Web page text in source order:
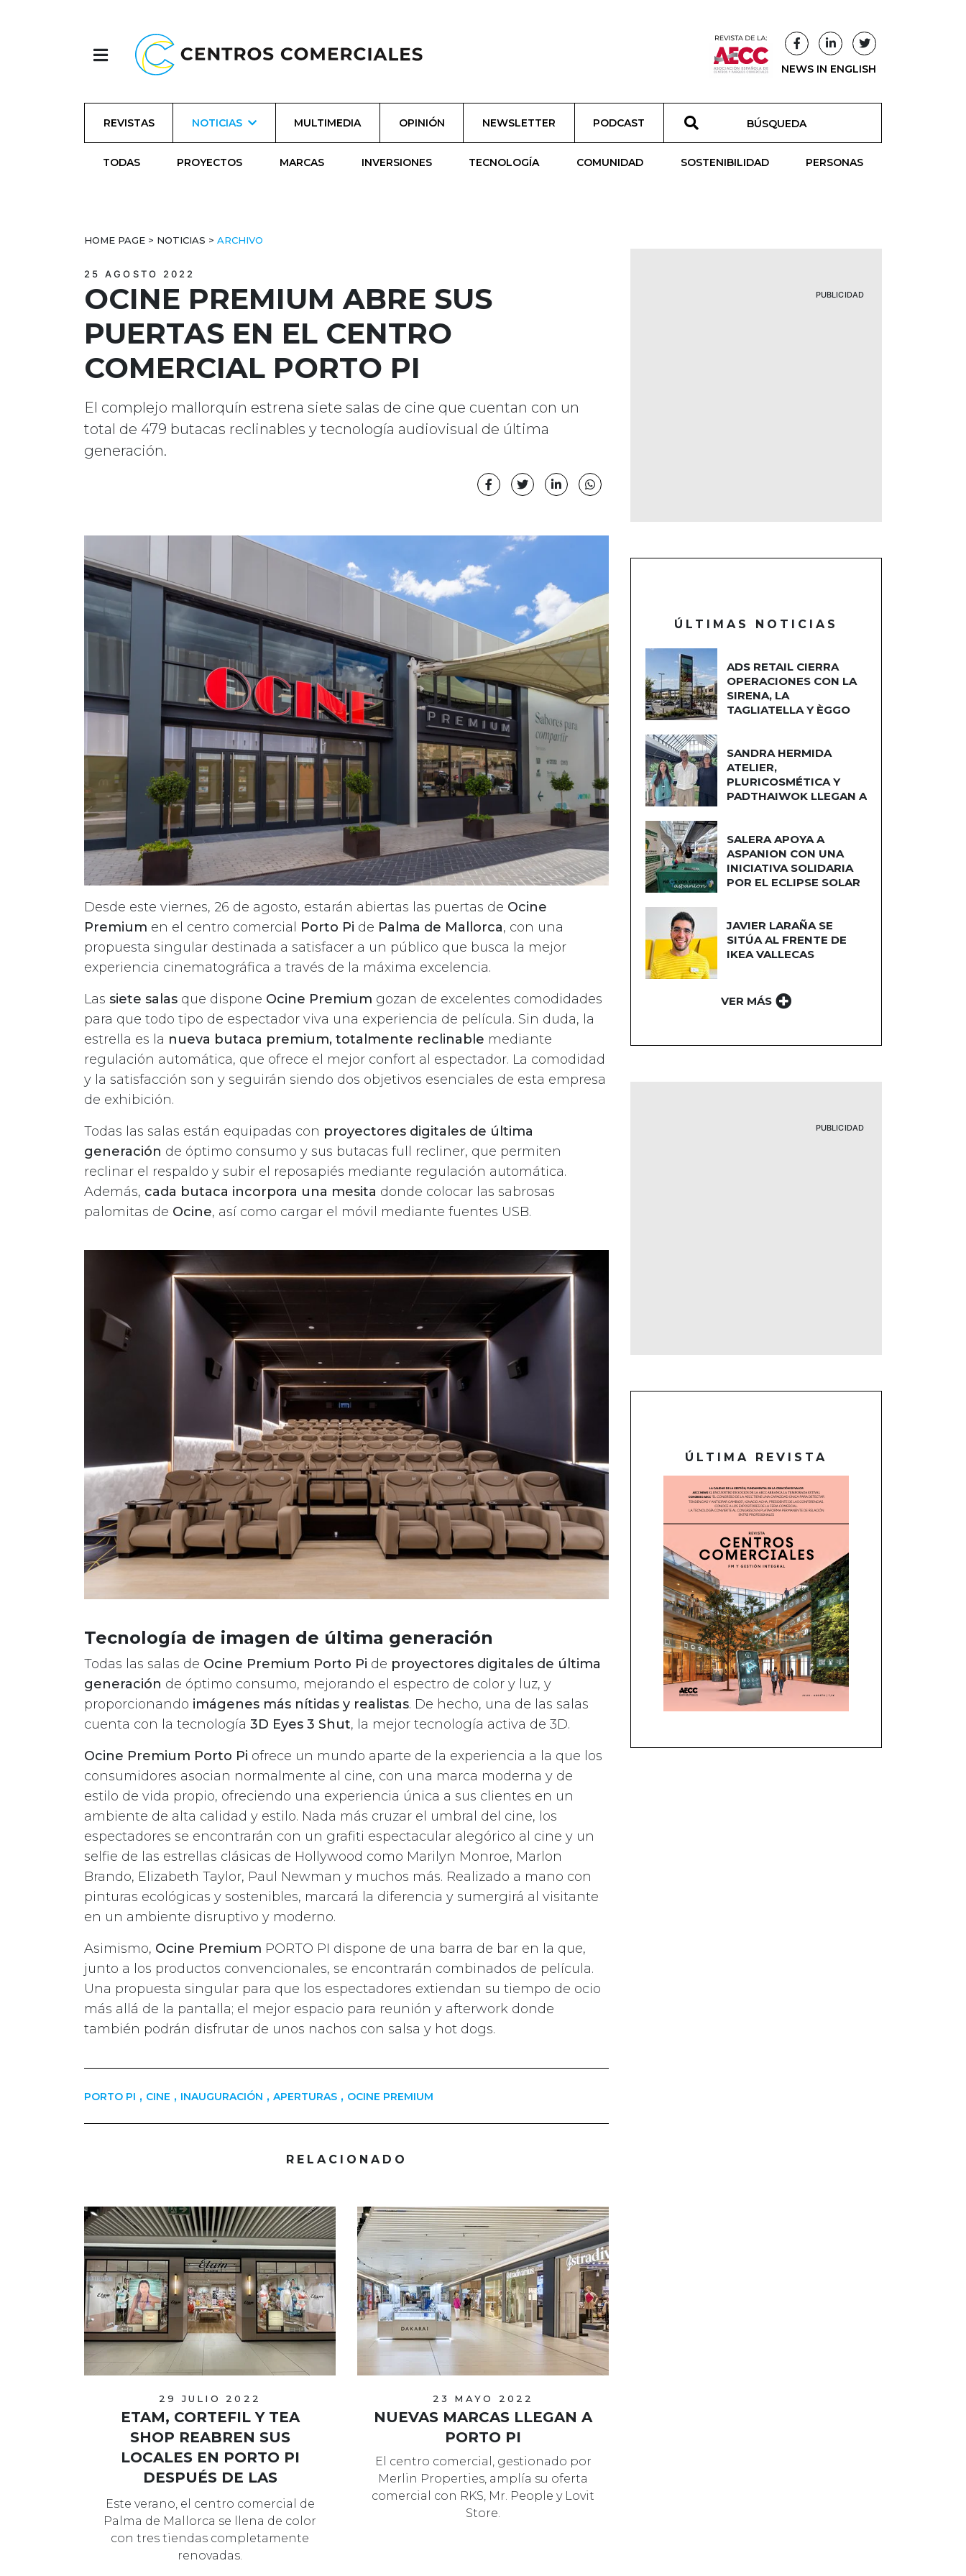
NEWS IN ENGLISH
REVISTAS NOTICIAS MULTIMEDIA OPINIÓN NEWSLETTER PODCAST
TODAS PROYECTOS MARCAS INVERSIONES TECNOLOGÍA COMUNIDAD SOSTENIBILIDAD PERSONAS
HOME PAGE > NOTICIAS > ARCHIVO
25 AGOSTO 2022
OCINE PREMIUM ABRE SUS
PUERTAS EN EL CENTRO
COMERCIAL PORTO PI
El complejo mallorquín estrena siete salas de cine que cuentan con un
total de 479 butacas reclinables y tecnología audiovisual de última
generación.
Desde este viernes, 26 de agosto, estarán abiertas las puertas de Ocine
Premium en el centro comercial Porto Pi de Palma de Mallorca, con una
propuesta singular destinada a satisfacer a un público que busca la mejor
experiencia cinematográfica a través de la máxima excelencia.
Las siete salas que dispone Ocine Premium gozan de excelentes comodidades
para que todo tipo de espectador viva una experiencia de película. Sin duda, la
estrella es la nueva butaca premium, totalmente reclinable mediante
regulación automática, que ofrece el mejor confort al espectador. La comodidad
y la satisfacción son y seguirán siendo dos objetivos esenciales de esta empresa
de exhibición.
Todas las salas están equipadas con proyectores digitales de última
generación de óptimo consumo y sus butacas full recliner, que permiten
reclinar el respaldo y subir el reposapiés mediante regulación automática.
Además, cada butaca incorpora una mesita donde colocar las sabrosas
palomitas de Ocine, así como cargar el móvil mediante fuentes USB.
Tecnología de imagen de última generación
Todas las salas de Ocine Premium Porto Pi de proyectores digitales de última
generación de óptimo consumo, mejorando el espectro de color y luz, y
proporcionando imágenes más nítidas y realistas. De hecho, una de las salas
cuenta con la tecnología 3D Eyes 3 Shut, la mejor tecnología activa de 3D.
Ocine Premium Porto Pi ofrece un mundo aparte de la experiencia a la que los
consumidores asocian normalmente al cine, con una marca moderna y de
estilo de vida propio, ofreciendo una experiencia única a sus clientes en un
ambiente de alta calidad y estilo. Nada más cruzar el umbral del cine, los
espectadores se encontrarán con un grafiti espectacular alegórico al cine y un
selfie de las estrellas clásicas de Hollywood como Marilyn Monroe, Marlon
Brando, Elizabeth Taylor, Paul Newman y muchos más. Realizado a mano con
pinturas ecológicas y sostenibles, marcará la diferencia y sumergirá al visitante
en un ambiente disruptivo y moderno.
Asimismo, Ocine Premium PORTO PI dispone de una barra de bar en la que,
junto a los productos convencionales, se encontrarán combinados de película.
Una propuesta singular para que los espectadores extiendan su tiempo de ocio
más allá de la pantalla; el mejor espacio para reunión y afterwork donde
también podrán disfrutar de unos nachos con salsa y hot dogs.
PORTO PI , CINE , INAUGURACIÓN , APERTURAS , OCINE PREMIUM
RELACIONADO
29 JULIO 2022
ETAM, CORTEFIL Y TEA
SHOP REABREN SUS
LOCALES EN PORTO PI
DESPUÉS DE LAS
REFORMAS
Este verano, el centro comercial de
Palma de Mallorca se llena de color
con tres tiendas completamente
renovadas.
23 MAYO 2022
NUEVAS MARCAS LLEGAN A
PORTO PI
El centro comercial, gestionado por
Merlin Properties, amplía su oferta
comercial con RKS, Mr. People y Lovit
Store.
PUBLICIDAD
ÚLTIMAS NOTICIAS
ADS RETAIL CIERRA
OPERACIONES CON LA
SIRENA, LA
TAGLIATELLA Y ÈGGO
SANDRA HERMIDA
ATELIER,
PLURICOSMÉTICA Y
PADTHAIWOK LLEGAN A
SALERA APOYA A
ASPANION CON UNA
INICIATIVA SOLIDARIA
POR EL ECLIPSE SOLAR
JAVIER LARAÑA SE
SITÚA AL FRENTE DE
IKEA VALLECAS
VER MÁS
PUBLICIDAD
ÚLTIMA REVISTA